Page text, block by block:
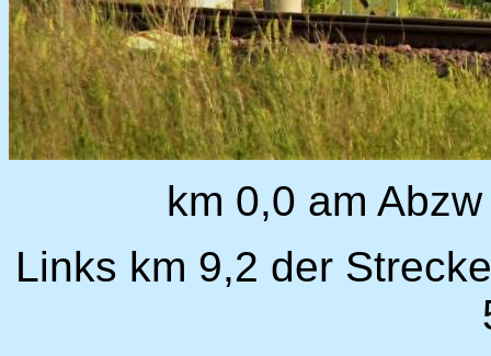
km 0,0 am
Links km 9,2 der